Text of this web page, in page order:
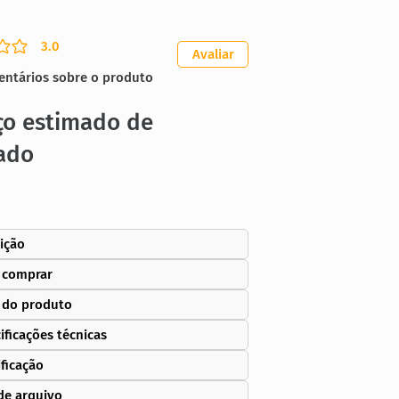
3.0
média é 3 de 5
sobre o produto
Avaliar
estimado de
do produto
técnicas
arquivo